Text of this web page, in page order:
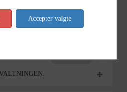
Fold alt ud
Accepter valgte